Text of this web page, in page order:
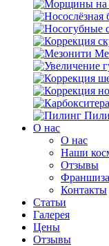
O нас
O нас
Наши
Отзывы
Франшиза
Контакты
Статьи
Галерея
Цены
Отзывы